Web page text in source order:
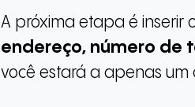
A próxima etapa é inserir
endereço, número
você estará a apenas um